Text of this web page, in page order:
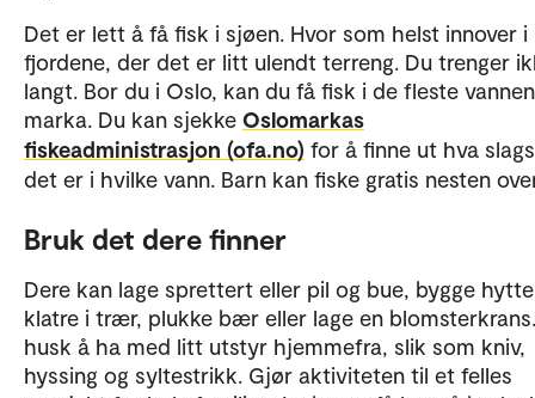
Det er lett å få fisk i sjøen. Hvor som helst innover i
fjordene, der det er litt ulendt terreng. Du trenger
langt. Bor du i Oslo, kan du få fisk i de fleste
marka. Du kan sjekke Oslomarkas
fiskeadministrasjon (ofa.no) for å finne ut hva
det er i hvilke vann. Barn kan fiske gratis nesten
Bruk det dere finner
Dere kan lage sprettert eller pil og bue, bygge
klatre i trær, plukke bær eller lage en
husk å ha med litt utstyr hjemmefra, slik som kniv,
hyssing og syltestrikk. Gjør aktiviteten til et felles